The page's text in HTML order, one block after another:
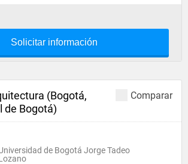
Solicitar información
Comparar
(Bogotá,
de Bogotá)
de Bogotá Jorge Tadeo